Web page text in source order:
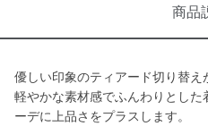
商品
優しい印象のティアード切り替え
軽やかな素材感でふんわりとした
ーデに上品さをプラスします。